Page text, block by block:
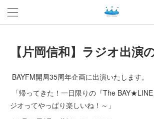
【片岡信和】ラジオ出演
BAYFM開局35周年企画に出演いたします。
「帰ってきた！一日限りの『The
ジオってやっぱり楽しいね！～」